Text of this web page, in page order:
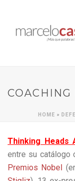
HOME »
Thinking Heads
entre su catálogo
Premios Nobel